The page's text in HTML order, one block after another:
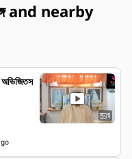
and nearby
অভিজিতস
1